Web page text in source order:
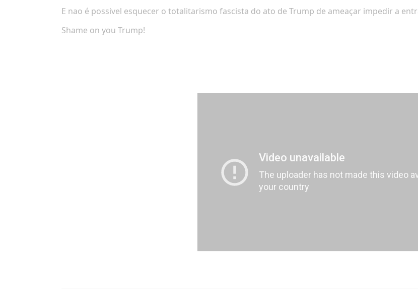
E nao é possivel esquecer o totalitarismo fascista do ato de Trump de ameaçar impedir a
Shame on you Trump!